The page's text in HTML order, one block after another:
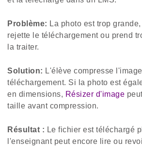
Problème: La photo est trop
rejette le téléchargement ou prend
la traiter.
Solution: L'élève compresse
téléchargement. Si la photo est
en dimensions, Résizer d'image
taille avant compression.
Résultat : Le fichier est téléchargé
l'enseignant peut encore lire ou